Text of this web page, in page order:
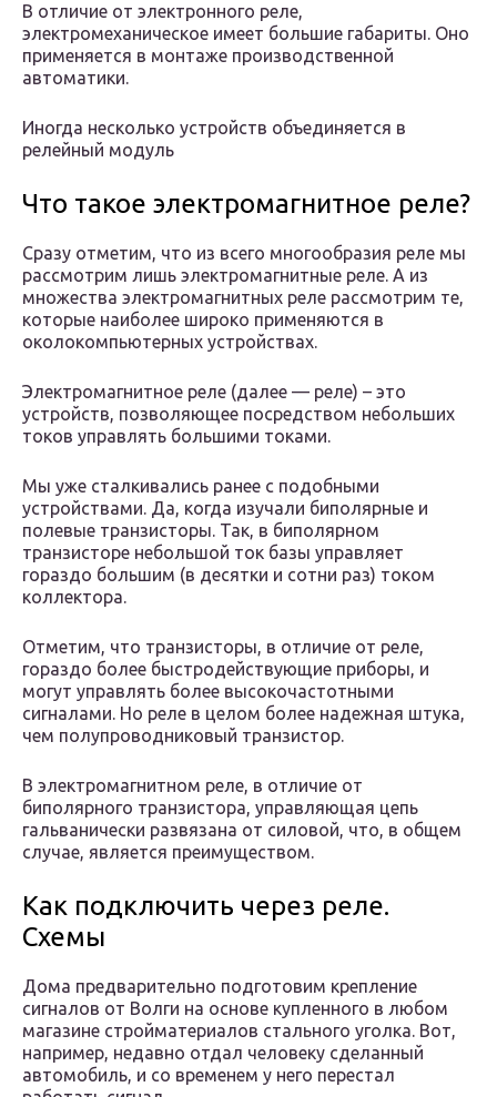
В отличие от электронного реле,
электромеханическое имеет большие габариты. Оно
применяется в монтаже производственной
автоматики.
Иногда несколько устройств объединяется в
релейный модуль
Что такое электромагнитное реле?
Cразу отметим, что из всего многообразия реле мы
рассмотрим лишь электромагнитные реле. А из
множества электромагнитных реле рассмотрим те,
которые наиболее широко применяются в
околокомпьютерных устройствах.
Электромагнитное реле (далее — реле) – это
устройств, позволяющее посредством небольших
токов управлять большими токами.
Мы уже сталкивались ранее с подобными
устройствами. Да, когда изучали биполярные и
полевые транзисторы. Так, в биполярном
транзисторе небольшой ток базы управляет
гораздо большим (в десятки и сотни раз) током
коллектора.
Отметим, что транзисторы, в отличие от реле,
гораздо более быстродействующие приборы, и
могут управлять более высокочастотными
сигналами. Но реле в целом более надежная штука,
чем полупроводниковый транзистор.
В электромагнитном реле, в отличие от
биполярного транзистора, управляющая цепь
гальванически развязана от силовой, что, в общем
случае, является преимуществом.
Как подключить через реле.
Схемы
Дома предварительно подготовим крепление
сигналов от Волги на основе купленного в любом
магазине стройматериалов стального уголка. Вот,
например, недавно отдал человеку сделанный
автомобиль, и со временем у него перестал